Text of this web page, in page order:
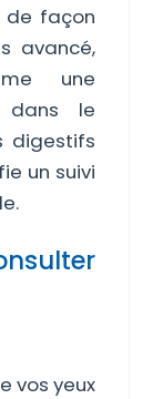
de façon
avancé,
une
dans le
digestifs
un suivi
vos yeux